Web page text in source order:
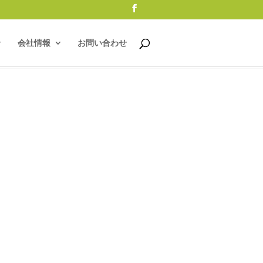
会社情報 お問い合わせ